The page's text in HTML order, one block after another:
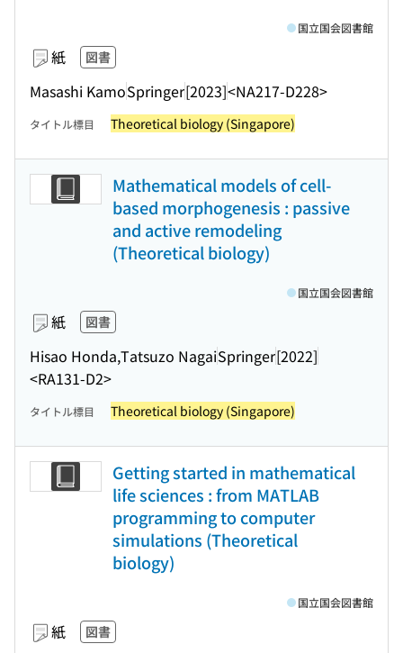
紙 図書
Masashi KamoSpringer[2023]<NA217-D228>
国立国会図書館
タイトル標目 Theoretical biology (Singapore)
Mathematical models of cell-
based morphogenesis : passive
and active remodeling
(Theoretical biology)
紙 図書
Hisao Honda,Tatsuzo NagaiSpringer[2022]
<RA131-D2>
国立国会図書館
タイトル標目 Theoretical biology (Singapore)
Getting started in mathematical
life sciences : from MATLAB
programming to computer
simulations (Theoretical
biology)
紙 図書
国立国会図書館